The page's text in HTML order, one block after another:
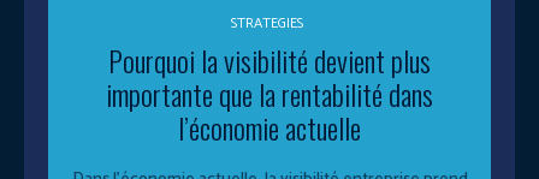
STRATEGIES
Pourquoi la visibilité devient plus
importante que la rentabilité dans
l’économie actuelle